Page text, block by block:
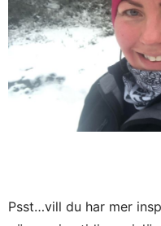
Psst…vill du har mer